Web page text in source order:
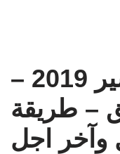
برنامج تيسير 2019 –
– طريقة
وآخر اجل